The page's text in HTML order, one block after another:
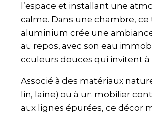
l’espace et installant une
calme. Dans une chambre, ce
aluminium crée une
au repos, avec son eau
couleurs douces qui invitent à
Associé à des matériaux
lin, laine) ou à un mobilier
aux lignes épurées, ce décor